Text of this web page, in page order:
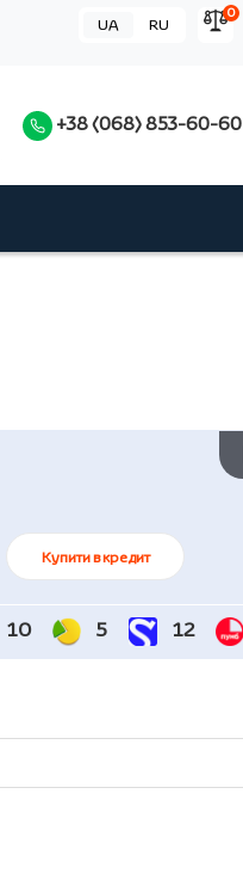
0
UA RU
+38 (068) 853-60-60
Купити в кредит
10 5 12